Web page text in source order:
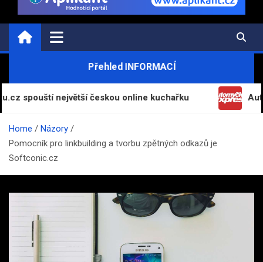
Přehled INFORMACÍ
největší českou online kuchařku
Home
Názory
Pomocník pro linkbuilding a tvorbu zpětných odkazů je
Softconic.cz